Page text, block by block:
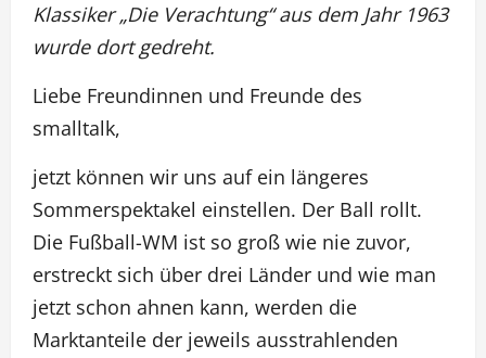
Klassiker „Die Verachtung“ aus dem Jahr 1963
wurde dort gedreht.
Liebe Freundinnen und Freunde des
smalltalk,
jetzt können wir uns auf ein längeres
Sommerspektakel einstellen. Der Ball rollt.
Die Fußball-WM ist so groß wie nie zuvor,
erstreckt sich über drei Länder und wie man
jetzt schon ahnen kann, werden die
Marktanteile der jeweils ausstrahlenden